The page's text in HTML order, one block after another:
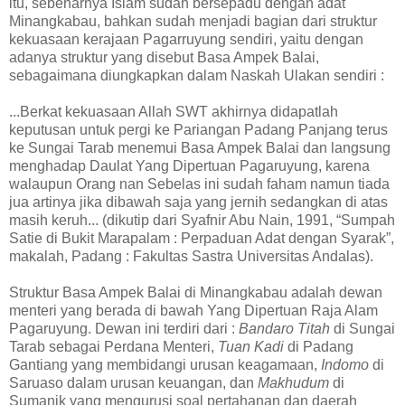
itu, sebenarnya Islam sudah bersepadu dengan adat
Minangkabau, bahkan sudah menjadi bagian dari struktur
kekuasaan kerajaan Pagarruyung sendiri, yaitu dengan
adanya struktur yang disebut Basa Ampek Balai,
sebagaimana diungkapkan dalam Naskah Ulakan sendiri :
...Berkat kekuasaan Allah SWT akhirnya didapatlah
keputusan untuk pergi ke Pariangan Padang Panjang terus
ke Sungai Tarab menemui Basa Ampek Balai dan langsung
menghadap Daulat Yang Dipertuan Pagaruyung, karena
walaupun Orang nan Sebelas ini sudah faham namun tiada
jua artinya jika dibawah saja yang jernih sedangkan di atas
masih keruh... (dikutip dari Syafnir Abu Nain, 1991, “Sumpah
Satie di Bukit Marapalam : Perpaduan Adat dengan Syarak”,
makalah, Padang : Fakultas Sastra Universitas Andalas).
Struktur Basa Ampek Balai di Minangkabau adalah dewan
menteri yang berada di bawah Yang Dipertuan Raja Alam
Pagaruyung. Dewan ini terdiri dari : Bandaro Titah di Sungai
Tarab sebagai Perdana Menteri, Tuan Kadi di Padang
Gantiang yang membidangi urusan keagamaan, Indomo di
Saruaso dalam urusan keuangan, dan Makhudum di
Sumanik yang mengurusi soal pertahanan dan daerah